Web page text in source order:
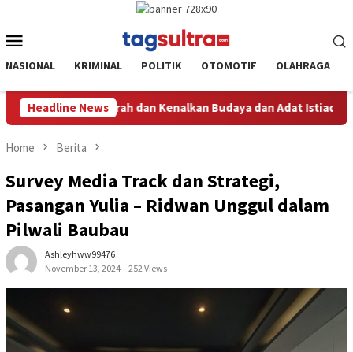
content
Menu
NASIONAL KRIMINAL POLITIK OTOMOTIF OLAHRAGA
Headline News
Sorume Dari Jembatan Rusak Menjadi Simbol
Home Berita
Survey Media Track dan Strategi,
Pasangan Yulia – Ridwan Unggul dalam
Pilwali Baubau
Ashleyhww99476
November 13, 2024
252 Views